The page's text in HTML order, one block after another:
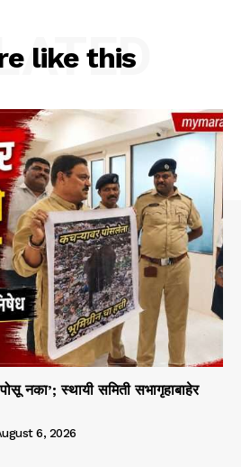
like this
नका’; स्थायी समिती सभागृहाबाहेर
6, 2026